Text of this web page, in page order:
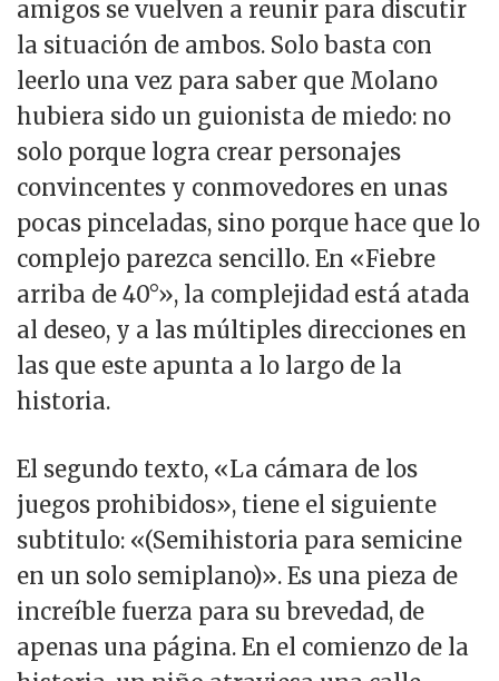
amigos se vuelven a reunir para discutir
la situación de ambos. Solo basta con
leerlo una vez para saber que Molano
hubiera sido un guionista de miedo: no
solo porque logra crear personajes
convincentes y conmovedores en unas
pocas pinceladas, sino porque hace que lo
complejo parezca sencillo. En «Fiebre
arriba de 40°», la complejidad está atada
al deseo, y a las múltiples direcciones en
las que este apunta a lo largo de la
historia.
El segundo texto, «La cámara de los
juegos prohibidos», tiene el siguiente
subtitulo: «(Semihistoria para semicine
en un solo semiplano)». Es una pieza de
increíble fuerza para su brevedad, de
apenas una página. En el comienzo de la